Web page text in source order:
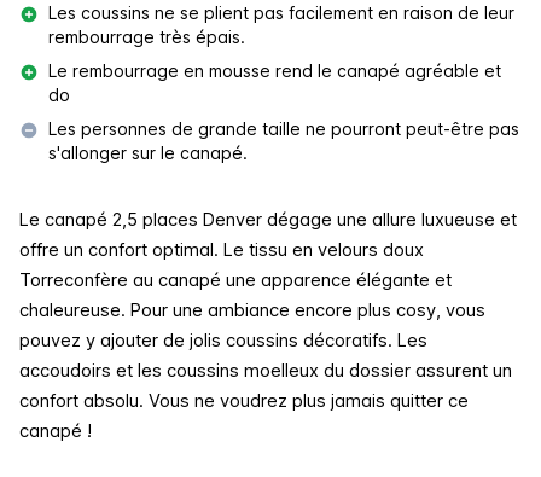
Les coussins ne se plient pas facilement en raison de leur
rembourrage très épais.
Le rembourrage en mousse rend le canapé agréable et
do
Les personnes de grande taille ne pourront peut-être pas
s'allonger sur le canapé.
Le canapé 2,5 places Denver dégage une allure luxueuse et
offre un confort optimal. Le tissu en velours doux
Torreconfère au canapé une apparence élégante et
chaleureuse. Pour une ambiance encore plus cosy, vous
pouvez y ajouter de jolis coussins décoratifs. Les
accoudoirs et les coussins moelleux du dossier assurent un
confort absolu. Vous ne voudrez plus jamais quitter ce
canapé !